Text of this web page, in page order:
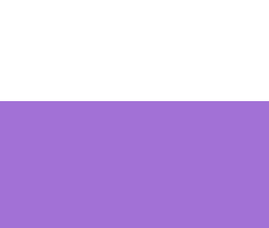
вам получить ответ